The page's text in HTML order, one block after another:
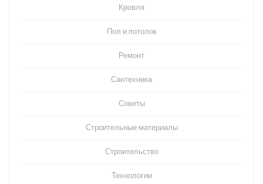
Кровля
Пол и потолок
Ремонт
Сантехника
Советы
Строительные материалы
Строительство
Технологии